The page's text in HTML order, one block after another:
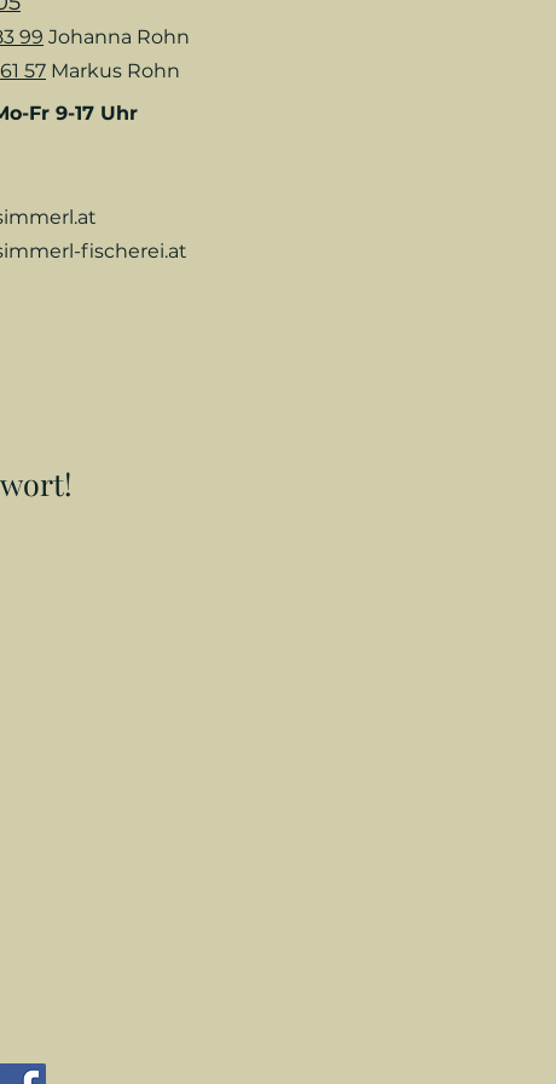
99 Johanna Rohn
57 Markus Rohn
Fr 9-17 Uhr
fischerei.at